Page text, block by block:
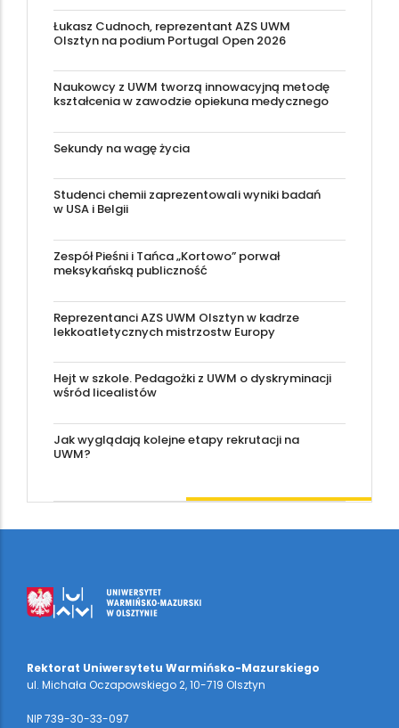
Łukasz Cudnoch, reprezentant AZS UWM
Olsztyn na podium Portugal Open 2026
Naukowcy z UWM tworzą innowacyjną metodę
kształcenia w zawodzie opiekuna medycznego
Sekundy na wagę życia
Studenci chemii zaprezentowali wyniki badań
w USA i Belgii
Zespół Pieśni i Tańca „Kortowo” porwał
meksykańską publiczność
Reprezentanci AZS UWM Olsztyn w kadrze
lekkoatletycznych mistrzostw Europy
Hejt w szkole. Pedagożki z UWM o dyskryminacji
wśród licealistów
Jak wyglądają kolejne etapy rekrutacji na
UWM?
Rektorat Uniwersytetu Warmińsko-Mazurskiego
ul. Michała Oczapowskiego 2, 10-719 Olsztyn
NIP 739-30-33-097